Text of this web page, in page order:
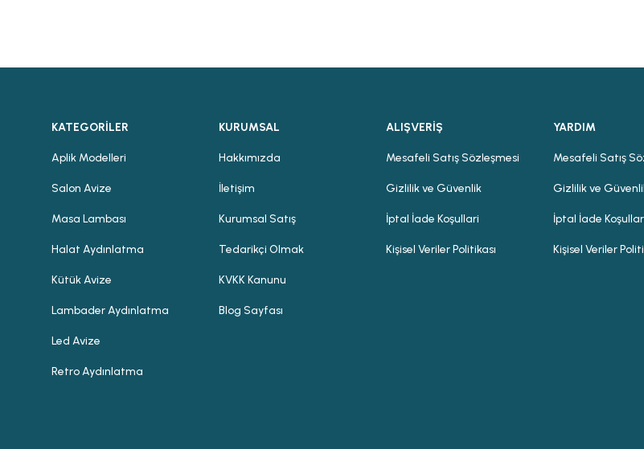
KATEGORİLER
Aplik Modelleri
Salon Avize
Masa Lambası
Halat Aydınlatma
Kütük Avize
Lambader Aydınlatma
Led Avize
Retro Aydınlatma
KURUMSAL
Hakkımızda
İletişim
Kurumsal Satış
Tedarikçi Olmak
KVKK Kanunu
Blog Sayfası
ALIŞVERİŞ
Mesafeli Satış Sözleşmesi
Gizlilik ve Güvenlik
İptal İade Koşullari
Kişisel Veriler Politikası
YARDIM
Mesafeli Satış
Gizlilik ve
İptal İade
Kişisel Veriler